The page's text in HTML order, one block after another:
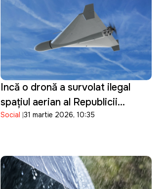
Incă o dronă a survolat ilegal
spațiul aerian al Republicii
Moldova
Social 31 martie 2026, 10:35